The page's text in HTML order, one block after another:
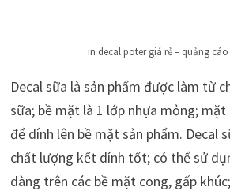
in decal poter giá rẻ – quảng
Decal sữa là sản phẩm được làm từ
sữa; bề mặt là 1 lớp nhựa mỏng; mặt
để dính lên bề mặt sản phẩm. Decal
chất lượng kết dính tốt; có thể sử
dàng trên các bề mặt cong, gấp